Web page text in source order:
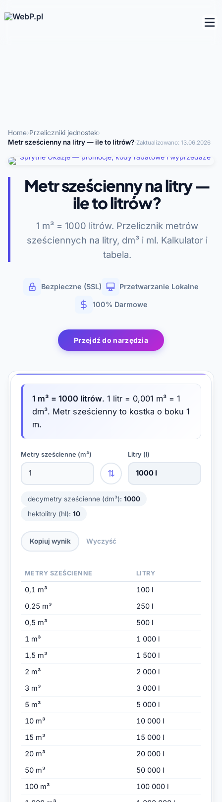
Home›Przeliczniki jednostek›
Metr sześcienny na litry — ile to litrów?·Zaktualizowano: 13.06.2026
Metr sześcienny na litry —
ile to litrów?
1 m³ = 1000 litrów. Przelicznik metrów
sześciennych na litry, dm³ i ml. Kalkulator i
tabela.
Bezpieczne (SSL) Przetwarzanie Lokalne
100% Darmowe
Przejdź do narzędzia
1 m³ = 1000 litrów. 1 litr = 0,001 m³ = 1
dm³. Metr sześcienny to kostka o boku 1
m.
Metry sześcienne (m³)
⇅
Litry (l)
1000 l
decymetry sześcienne (dm³): 1000
hektolitry (hl): 10
Kopiuj wynik Wyczyść
METRY SZEŚCIENNE LITRY
0,1 m³
100 l
0,25 m³
250 l
0,5 m³
500 l
1 m³
1 000 l
1,5 m³
1 500 l
2 m³
2 000 l
3 m³
3 000 l
5 m³
5 000 l
10 m³
10 000 l
15 m³
15 000 l
20 m³
20 000 l
50 m³
50 000 l
100 m³
100 000 l